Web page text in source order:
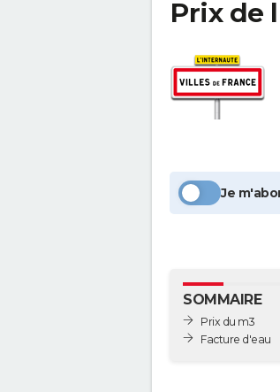
Prix de
Je
SOMMAIRE
Prix du m3
Facture d'eau